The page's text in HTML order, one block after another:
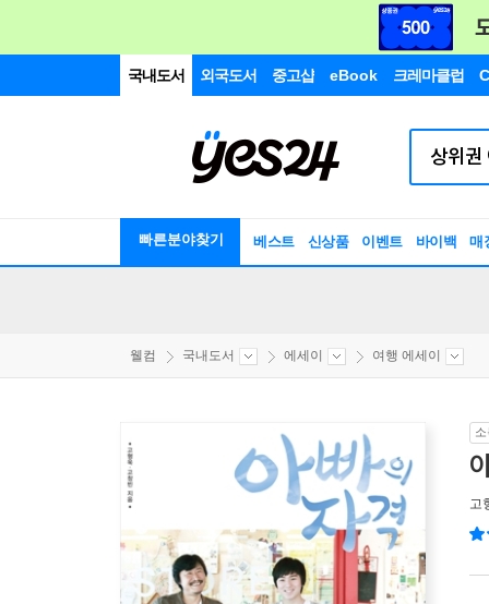
국내도서 외국도서 중고샵 eBook 크레마클럽
빠른분야찾기 베스트 신상품 이벤트 바이백 매
웰컴 국내도서 에세이 여행 에세이
고